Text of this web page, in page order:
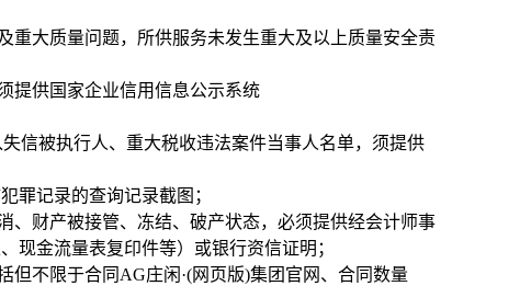
重大质量问题，所供服务未发生重大及以上质量安全责
提供国家企业信用信息公示系统
信被执行人、重大税收违法案件当事人名单，须提供
罪记录的查询记录截图；
、财产被接管、冻结、破产状态，必须提供经会计师事
现金流量表复印件等）或银行资信证明；
但不限于合同AG庄闲·(网页版)集团官网、合同数量